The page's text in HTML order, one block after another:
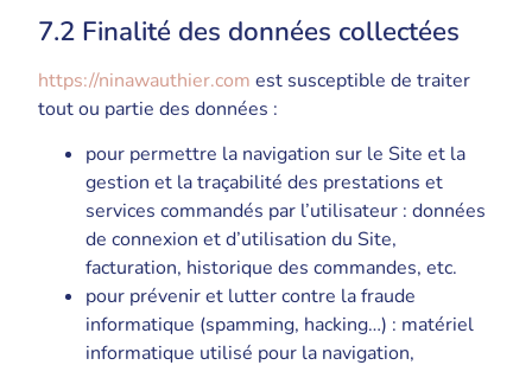
7.2 Finalité des données collectées
https://ninawauthier.com est susceptible de traiter
tout ou partie des données :
pour permettre la navigation sur le Site et la
gestion et la traçabilité des prestations et
services commandés par l’utilisateur : données
de connexion et d’utilisation du Site,
facturation, historique des commandes, etc.
pour prévenir et lutter contre la fraude
informatique (spamming, hacking…) : matériel
informatique utilisé pour la navigation,